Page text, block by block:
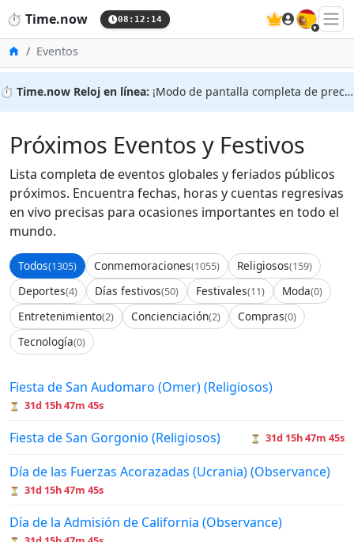
⏱️ Time.now 08:12:14 🇪🇸
InicioEventos
⏱️ Time.now Reloj en línea: ¡Modo de pantalla completa de precisión!
Próximos Eventos y Festivos
Lista completa de eventos globales y feriados públicos
próximos. Encuentra fechas, horas y cuentas regresivas
en vivo precisas para ocasiones importantes en todo el
mundo.
Todos(1305) Conmemoraciones(1055) Religiosos(159)
Deportes(4) Días festivos(50) Festivales(11) Moda(0)
Entretenimiento(2) Concienciación(2) Compras(0)
Tecnología(0)
Fiesta de San Audomaro (Omer) (Religiosos)
⏳ 31d 15h 47m 45s
Fiesta de San Gorgonio (Religiosos) ⏳ 31d 15h 47m 45s
Día de las Fuerzas Acorazadas (Ucrania) (Observance)
⏳ 31d 15h 47m 45s
Día de la Admisión de California (Observance)